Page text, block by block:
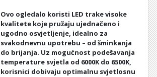
Ovo ogledalo koristi LED trake visoke
kvalitete koje pružaju ujednačeno i
ugodno osvjetljenje, idealno za
svakodnevnu upotrebu – od šminkanja
do brijanja. Uz mogućnost podešavanja
temperature svjetla od 6000K do 6500K,
korisnici dobivaju optimalnu svjetlosnu